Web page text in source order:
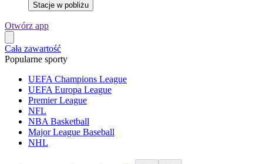
Stacje w pobliżu
Otwórz app
Cała zawartość
Popularne sporty
UEFA Champions League
UEFA Europa League
Premier League
NFL
NBA Basketball
Major League Baseball
NHL